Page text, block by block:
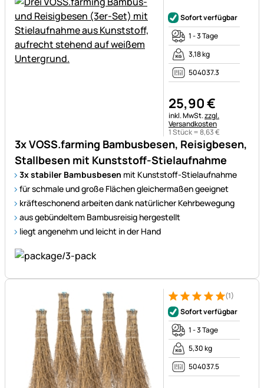
3x VOSS.farming Bambusbesen, Reisigbesen,
Stallbesen mit Kunststoff-Stielaufnahme
3x stabiler Bambusbesen mit Kunststoff-Stielaufnahme
für schmale und große Flächen gleichermaßen geeignet
kräfteschonend arbeiten dank natürlicher Kehrbewegung
aus gebündeltem Bambusreisig hergestellt
liegt angenehm und leicht in der Hand
Sofort verfügbar
1 - 3 Tage
3,18 kg
504037.3
25,90€
Steuerhinweis:
inkl. MwSt.zzgl.
Versandkosten
1 Stück =8,63€
Bewertung: 5 von 5 (1
1 Bewertung
(1)
Sofort verfügbar
1 - 3 Tage
5,30 kg
504037.5